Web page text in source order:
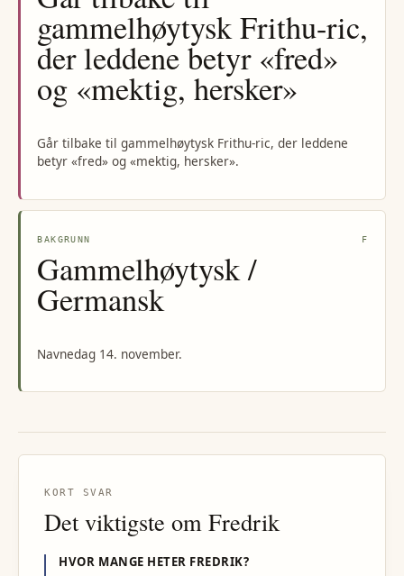
gammelhøytysk Frithu-ric,
der leddene betyr «fred»
og «mektig, hersker»
Går tilbake til gammelhøytysk Frithu-ric, der leddene
betyr «fred» og «mektig, hersker».
BAKGRUNN F
Gammelhøytysk /
Germansk
Navnedag 14. november.
KORT SVAR
Det viktigste om Fredrik
HVOR MANGE HETER FREDRIK?